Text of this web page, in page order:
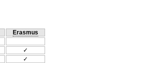
Erasmus
✓
✓